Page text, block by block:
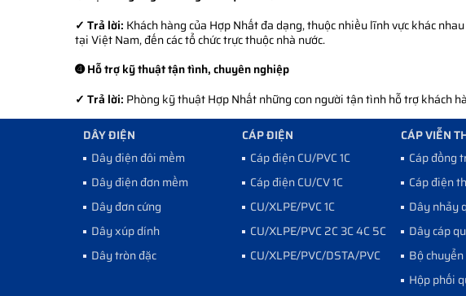
✓ Trả lời: Khách hàng của Hợp Nhất đa dạng, thuộc nhiều lĩnh vực khác
tại Việt Nam, đến các tổ chức trực thuộc nhà nước.
➍ Hỗ trợ kỹ thuật tận tình, chuyên nghiệp
✓ Trả lời: Phòng kỹ thuật Hợp Nhất những con người tận tình hỗ trợ khách
DÂY ĐIỆN
Dây điện đôi mềm
Dây điện đơn mềm
Dây đơn cứng
Dây xúp dính
Dây tròn đặc
CÁP ĐIỆN
Cáp điện CU/PVC 1C
Cáp điện CU/CV 1C
CU/XLPE/PVC 1C
CU/XLPE/PVC 2C 3C 4C 5C
CU/XLPE/PVC/DSTA/PVC
CÁP VIỄN
Cáp đồng
Cáp điện
Dây nhảy
Dây cáp
Bộ
Hộp phối